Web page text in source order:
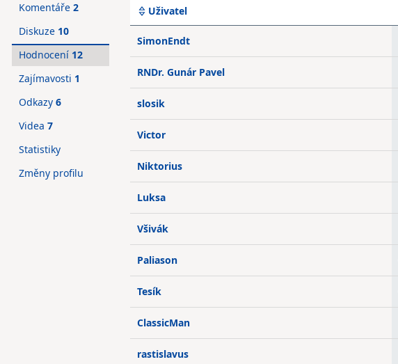
Uživatel
SimonEndt
RNDr. Gunár Pavel
slosik
Victor
Niktorius
Luksa
Všivák
Paliason
Tesík
ClassicMan
rastislavus
Komentáře 2
Diskuze 10
Hodnocení 12
Zajímavosti 1
Odkazy 6
Videa 7
Statistiky
Změny profilu